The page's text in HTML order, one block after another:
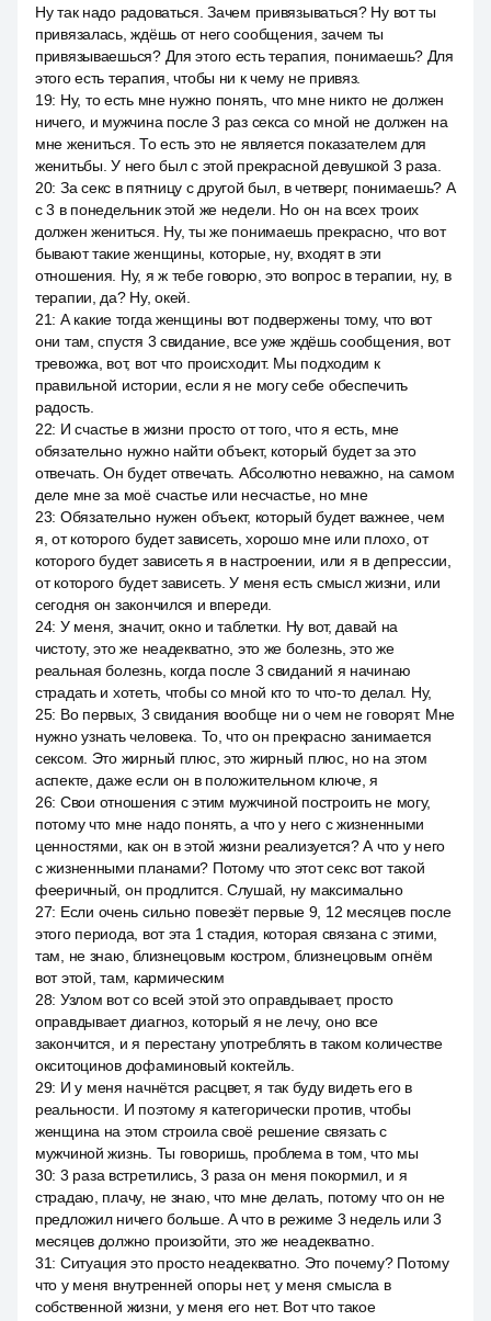
Ну так надо радоваться. Зачем привязываться? Ну вот ты
привязалась, ждёшь от него сообщения, зачем ты
привязываешься? Для этого есть терапия, понимаешь? Для
этого есть терапия, чтобы ни к чему не привяз.
19: Ну, то есть мне нужно понять, что мне никто не должен
ничего, и мужчина после 3 раз секса со мной не должен на
мне жениться. То есть это не является показателем для
женитьбы. У него был с этой прекрасной девушкой 3 раза.
20: За секс в пятницу с другой был, в четверг, понимаешь? А
с 3 в понедельник этой же недели. Но он на всех троих
должен жениться. Ну, ты же понимаешь прекрасно, что вот
бывают такие женщины, которые, ну, входят в эти
отношения. Ну, я ж тебе говорю, это вопрос в терапии, ну, в
терапии, да? Ну, окей.
21: А какие тогда женщины вот подвержены тому, что вот
они там, спустя 3 свидание, все уже ждёшь сообщения, вот
тревожка, вот, вот что происходит. Мы подходим к
правильной истории, если я не могу себе обеспечить
радость.
22: И счастье в жизни просто от того, что я есть, мне
обязательно нужно найти объект, который будет за это
отвечать. Он будет отвечать. Абсолютно неважно, на самом
деле мне за моё счастье или несчастье, но мне
23: Обязательно нужен объект, который будет важнее, чем
я, от которого будет зависеть, хорошо мне или плохо, от
которого будет зависеть я в настроении, или я в депрессии,
от которого будет зависеть. У меня есть смысл жизни, или
сегодня он закончился и впереди.
24: У меня, значит, окно и таблетки. Ну вот, давай на
чистоту, это же неадекватно, это же болезнь, это же
реальная болезнь, когда после 3 свиданий я начинаю
страдать и хотеть, чтобы со мной кто то что-то делал. Ну,
25: Во первых, 3 свидания вообще ни о чем не говорят. Мне
нужно узнать человека. То, что он прекрасно занимается
сексом. Это жирный плюс, это жирный плюс, но на этом
аспекте, даже если он в положительном ключе, я
26: Свои отношения с этим мужчиной построить не могу,
потому что мне надо понять, а что у него с жизненными
ценностями, как он в этой жизни реализуется? А что у него
с жизненными планами? Потому что этот секс вот такой
фееричный, он продлится. Слушай, ну максимально
27: Если очень сильно повезёт первые 9, 12 месяцев после
этого периода, вот эта 1 стадия, которая связана с этими,
там, не знаю, близнецовым костром, близнецовым огнём
вот этой, там, кармическим
28: Узлом вот со всей этой это оправдывает, просто
оправдывает диагноз, который я не лечу, оно все
закончится, и я перестану употреблять в таком количестве
окситоцинов дофаминовый коктейль.
29: И у меня начнётся расцвет, я так буду видеть его в
реальности. И поэтому я категорически против, чтобы
женщина на этом строила своё решение связать с
мужчиной жизнь. Ты говоришь, проблема в том, что мы
30: 3 раза встретились, 3 раза он меня покормил, и я
страдаю, плачу, не знаю, что мне делать, потому что он не
предложил ничего больше. А что в режиме 3 недель или 3
месяцев должно произойти, это же неадекватно.
31: Ситуация это просто неадекватно. Это почему? Потому
что у меня внутренней опоры нет, у меня смысла в
собственной жизни, у меня его нет. Вот что такое